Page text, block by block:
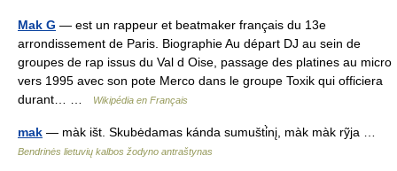
Mak G — est un rappeur et beatmaker français du 13e
arrondissement de Paris. Biographie Au départ DJ au sein de
groupes de rap issus du Val d Oise, passage des platines au micro
vers 1995 avec son pote Merco dans le groupe Toxik qui officiera
durant… …
Wikipédia en Français
mak — màk išt. Skubėdamas kánda sumušti̇̀nį, màk màk rỹja …
Bendrinės lietuvių kalbos žodyno antraštynas